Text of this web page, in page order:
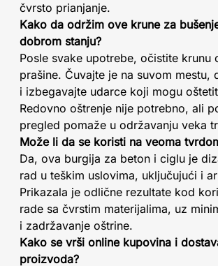
čvrsto prianjanje.
Kako da održim ove krune za
dobrom stanju?
Posle svake upotrebe, očistite krunu
prašine. Čuvajte je na suvom mestu,
i izbegavajte udarce koji mogu
Redovno oštrenje nije potrebno, ali
pregled pomaže u održavanju veka
Može li da se koristi na veoma
Da, ova burgija za beton i ciglu je
rad u teškim uslovima, uključujući i
Prikazala je odlične rezultate kod
rade sa čvrstim materijalima, uz
i zadržavanje oštrine.
Kako se vrši online kupovina i
proizvoda?